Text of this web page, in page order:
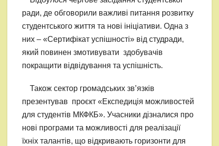
ради, де обговорили важливі питання розвитку
студентського життя та нові ініціативи. Одна з
них – «Сертифікат успішності» від студради,
який повинен змотивувати здобувачів
покращити відвідування та успішність.
Також сектор громадських зв’язків
презентував проєкт «Експедиція можливостей
для студентів МКФКБ». Учасники дізналися про
нові програми та можливості для реалізації
їхніх талантів, що відкривають горизонти для